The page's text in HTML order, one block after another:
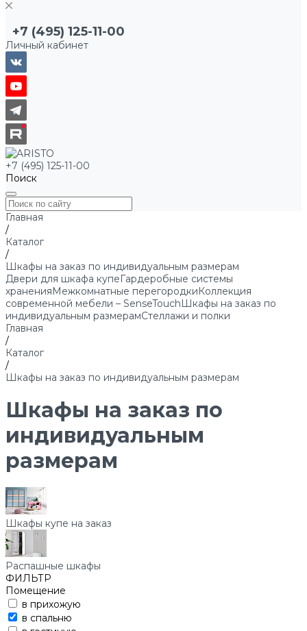
+7 (495) 125-11-00
Личный кабинет
+7 (495) 125-11-00
Поиск
Главная
/
Каталог
/
Шкафы на заказ по индивидуальным размерам
Двери для шкафа купеГардеробные системы
храненияМежкомнатные перегородкиКоллекция
современной мебели – SenseTouchШкафы на заказ по
индивидуальным размерамСтеллажи и полки
Главная
/
Каталог
/
Шкафы на заказ по индивидуальным размерам
Шкафы на заказ по
индивидуальным
размерам
Шкафы купе на заказ
Распашные шкафы
ФИЛЬТР
Помещение
в прихожую
в спальню